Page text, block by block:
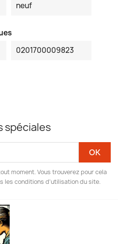
neuf
0201700009823
spéciales
moment. Vous trouverez pour cela
les conditions d'utilisation du site.